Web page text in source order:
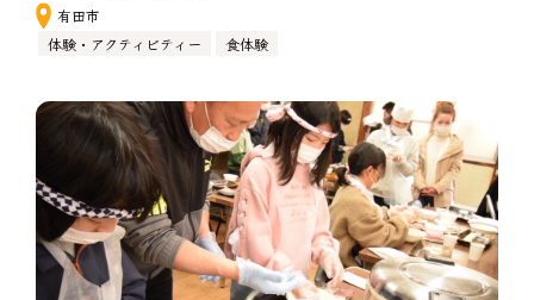
有田市
体験・アクティビティー
食体験